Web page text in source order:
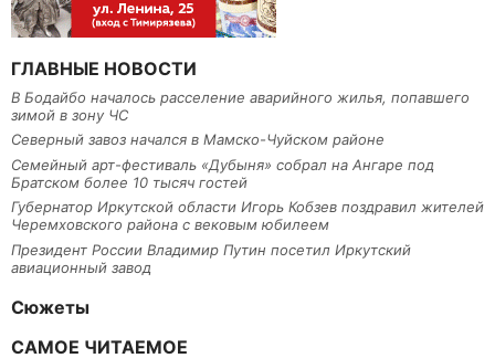
ГЛАВНЫЕ НОВОСТИ
В Бодайбо началось расселение аварийного жилья, попавшего
зимой в зону ЧС
Северный завоз начался в Мамско-Чуйском районе
Семейный арт-фестиваль «Дубыня» собрал на Ангаре под
Братском более 10 тысяч гостей
Губернатор Иркутской области Игорь Кобзев поздравил жителей
Черемховского района с вековым юбилеем
Президент России Владимир Путин посетил Иркутский
авиационный завод
Сюжеты
САМОЕ ЧИТАЕМОЕ